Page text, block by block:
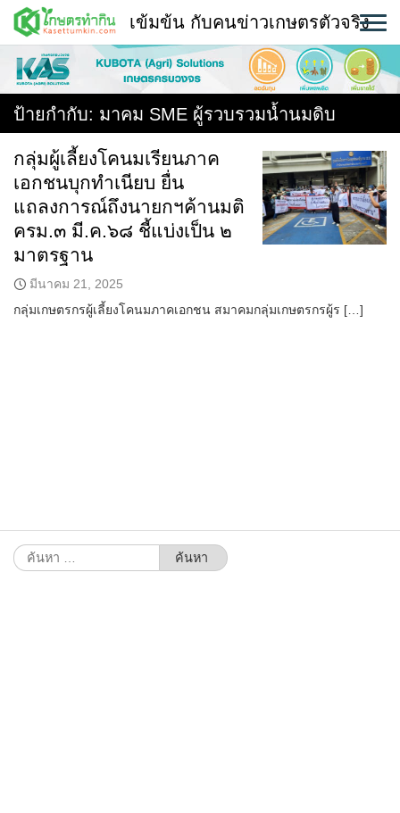
Skip
content
พืช
หน้าแรก
แวดวงเกษตร
ใคร ทำอะไร ที่ไหน
สถานีข่าววันนี้
เข้มข้น กับคนข่าวเกษตรตัวจริง
ป้ายกำกับ: มาคม SME ผู้รวบรวมน้ำนมดิบ
กลุ่มผู้เลี้ยงโคนมเรียนภาค
เอกชนบุกทำเนียบ ยื่น
แถลงการณ์ถึงนายกฯค้านมติ
ครม.๓ มี.ค.๖๘ ชี้แบ่งเป็น ๒
มาตรฐาน
มีนาคม 21, 2025
กลุ่มเกษตรกรผู้เลี้ยงโคนมภาคเอกชน สมาคมกลุ่มเกษตรกรผู้ร […]
ค้นหา
สำหรับ: